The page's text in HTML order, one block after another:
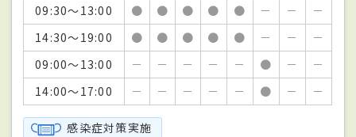
09:30～13:00
● ● ● ● ● － －
－
14:30～19:00
● ● ● ● ● － －
－
09:00～13:00
－ － － － － ● －
－
14:00～17:00
－ － － － － ● － －
感染症対策実施